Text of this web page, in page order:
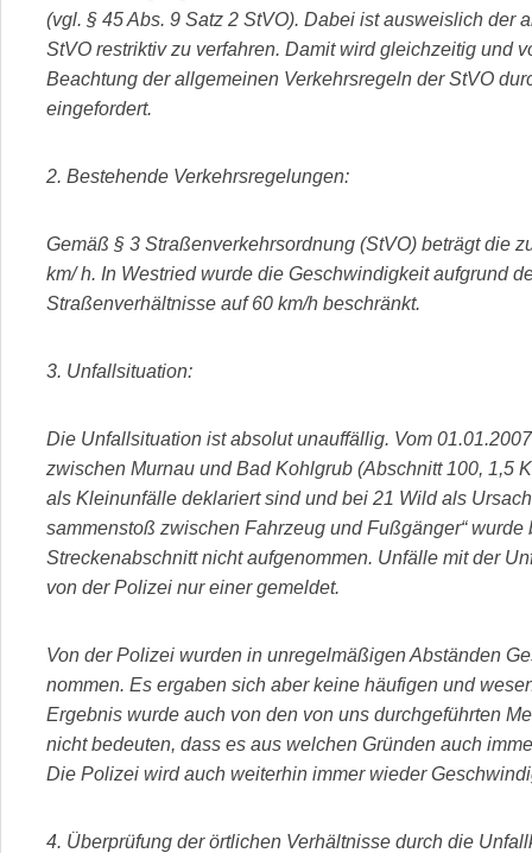
(vgl. § 45 Abs. 9 Satz 2 StVO). Dabei ist ausweislich der
StVO restriktiv zu verfahren. Damit wird gleichzeitig und
Beachtung der allgemeinen Verkehrsregeln der StVO
eingefordert.
2. Bestehende Verkehrsregelungen:
Gemäß § 3 Straßenverkehrsordnung (StVO) beträgt die
km/ h. In Westried wurde die Geschwindigkeit aufgrund
Straßenverhältnisse auf 60 km/h beschränkt.
3. Unfallsituation:
Die Unfallsituation ist absolut unauffällig. Vom
zwischen Murnau und Bad Kohlgrub (Abschnitt 100, 1,5
als Kleinunfälle deklariert sind und bei 21 Wild als
sammenstoß zwischen Fahrzeug und Fußgänger“
Streckenabschnitt nicht aufgenommen. Unfälle mit der
von der Polizei nur einer gemeldet.
Von der Polizei wurden in unregelmäßigen Abständen
nommen. Es ergaben sich aber keine häufigen und
Ergebnis wurde auch von den von uns durchgeführten
nicht bedeuten, dass es aus welchen Gründen auch
Die Polizei wird auch weiterhin immer wieder
4. Überprüfung der örtlichen Verhältnisse durch die